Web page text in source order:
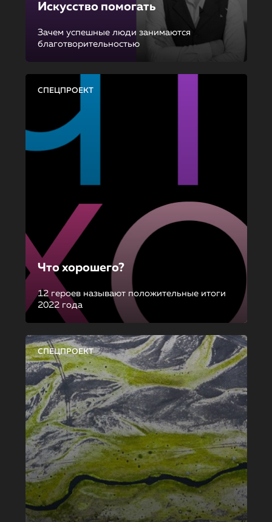
Искусство помогать
Зачем успешные люди занимаются
благотворительностью
СПЕЦПРОЕКТ
Что хорошего?
12 героев называют положительные итоги
2022 года
СПЕЦПРОЕКТ